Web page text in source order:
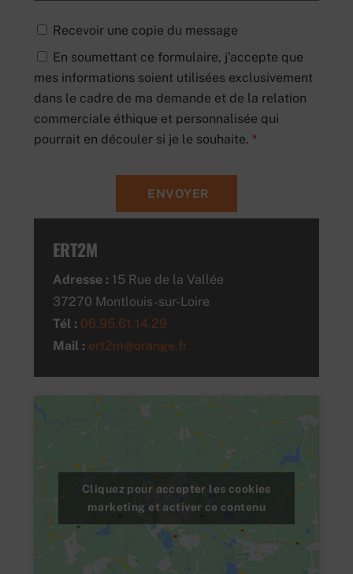
Recevoir une copie du message
En soumettant ce formulaire, j’accepte que
mes informations soient utilisées exclusivement
dans le cadre de ma demande et de la relation
commerciale éthique et personnalisée qui
pourrait en découler si je le souhaite. *
ENVOYER
ERT2M
Adresse : 15 Rue de la Vallée
37270 Montlouis-sur-Loire
Tél : 06.95.61.14.29
Mail : ert2m@orange.fr
Cliquez pour accepter les cookies
marketing et activer ce contenu